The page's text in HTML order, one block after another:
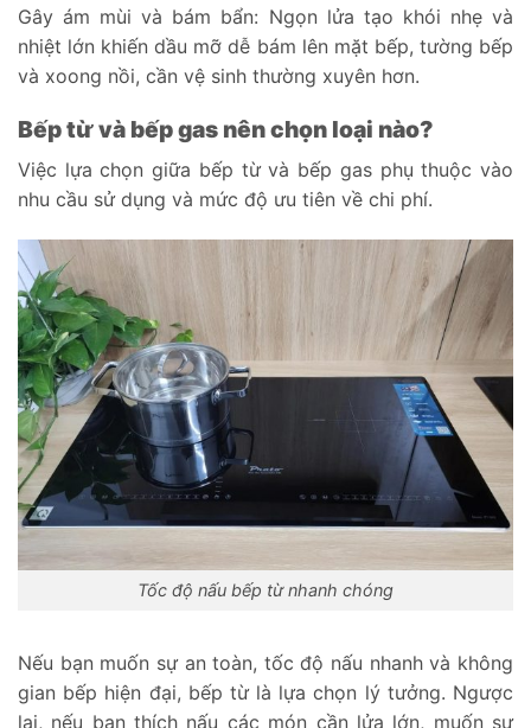
Gây ám mùi và bám bẩn: Ngọn lửa tạo khói nhẹ và
nhiệt lớn khiến dầu mỡ dễ bám lên mặt bếp, tường bếp
và xoong nồi, cần vệ sinh thường xuyên hơn.
Bếp từ và bếp gas nên chọn loại nào?
Việc lựa chọn giữa bếp từ và bếp gas phụ thuộc vào
nhu cầu sử dụng và mức độ ưu tiên về chi phí.
Tốc độ nấu bếp từ nhanh chóng
Nếu bạn muốn sự an toàn, tốc độ nấu nhanh và không
gian bếp hiện đại, bếp từ là lựa chọn lý tưởng. Ngược
lại, nếu bạn thích nấu các món cần lửa lớn, muốn sự